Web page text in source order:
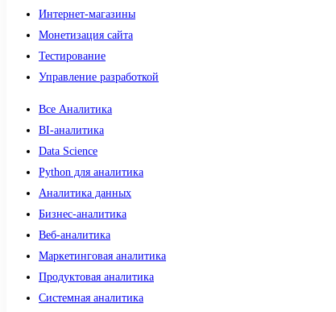
Интернет-магазины
Монетизация сайта
Тестирование
Управление разработкой
Все Аналитика
BI-аналитика
Data Science
Python для аналитика
Аналитика данных
Бизнес-аналитика
Веб-аналитика
Маркетинговая аналитика
Продуктовая аналитика
Системная аналитика